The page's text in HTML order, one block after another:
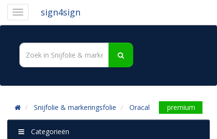
sign4sign
Snijfolie & markeringsfolie Oracal premium
Categorieën